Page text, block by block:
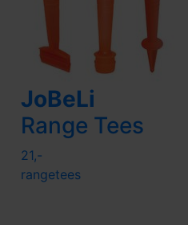
JoBeLi
Range Tees
21,-
rangetees